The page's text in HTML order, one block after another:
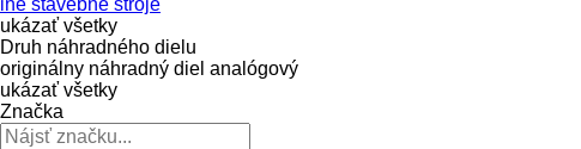
ukázať všetky
Druh náhradného dielu
originálny náhradný diel analógový
ukázať všetky
Značka